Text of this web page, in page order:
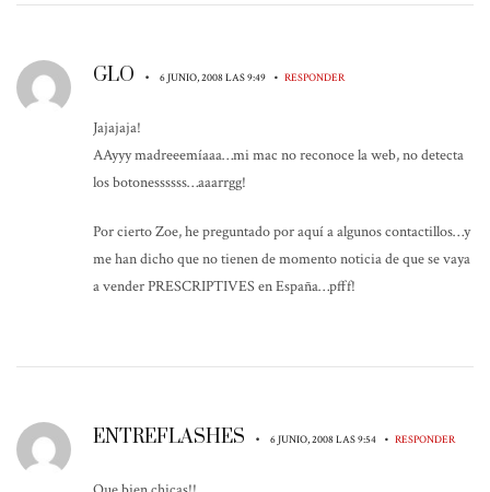
GLO • 6 JUNIO, 2008 LAS 9:49 • RESPONDER
Jajajaja!
AAyyy madreeemíaaa…mi mac no reconoce la web, no detecta
los botonessssss…aaarrgg!
Por cierto Zoe, he preguntado por aquí a algunos contactillos…y
me han dicho que no tienen de momento noticia de que se vaya
a vender PRESCRIPTIVES en España…pfff!
ENTREFLASHES • 6 JUNIO, 2008 LAS 9:54 • RESPONDER